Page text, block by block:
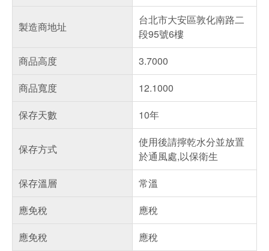
製造商地址
台北市大安區敦化南路二
段95號6樓
商品高度
3.7000
商品寬度
12.1000
保存天數
10年
保存方式
使用後請擰乾水分並放置
於通風處,以保衛生
保存溫層
常溫
應免稅
應稅
應免稅
應稅